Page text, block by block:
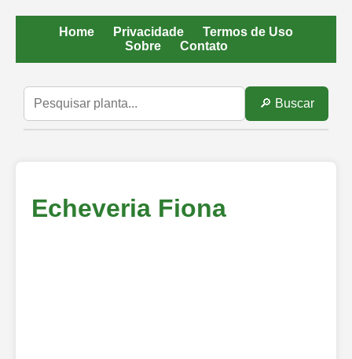
Home Privacidade
Termos de Uso
Sobre
Contato
🔎 Buscar
Echeveria Fiona